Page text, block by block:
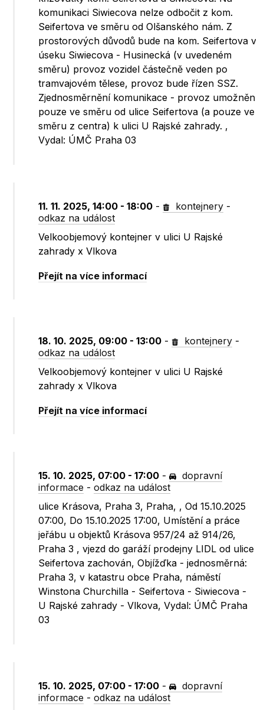
komunikaci Siwiecova nelze odbočit z kom.
Seifertova ve směru od Olšanského nám. Z
prostorových důvodů bude na kom. Seifertova v
úseku Siwiecova - Husinecká (v uvedeném
směru) provoz vozidel částečně veden po
tramvajovém tělese, provoz bude řízen SSZ.
Zjednosměrnění komunikace - provoz umožněn
pouze ve směru od ulice Seifertova (a pouze ve
směru z centra) k ulici U Rajské zahrady. ,
Vydal: ÚMČ Praha 03
11. 11. 2025, 14:00 - 18:00 - kontejnery -
odkaz na událost
Velkoobjemový kontejner v ulici U Rajské
zahrady x Vlkova
Přejít na více informací
18. 10. 2025, 09:00 - 13:00 - kontejnery -
odkaz na událost
Velkoobjemový kontejner v ulici U Rajské
zahrady x Vlkova
Přejít na více informací
15. 10. 2025, 07:00 - 17:00 -
dopravní
informace -odkaz na událost
ulice Krásova, Praha 3, Praha, , Od 15.10.2025
07:00, Do 15.10.2025 17:00, Umístění a práce
jeřábu u objektů Krásova 957/24 až 914/26,
Praha 3 , vjezd do garáží prodejny LIDL od ulice
Seifertova zachován, Objížďka - jednosměrná:
Praha 3, v katastru obce Praha, náměstí
Winstona Churchilla - Seifertova - Siwiecova -
U Rajské zahrady - Vlkova, Vydal: ÚMČ Praha
03
15. 10. 2025, 07:00 - 17:00 -
dopravní
informace -odkaz na událost